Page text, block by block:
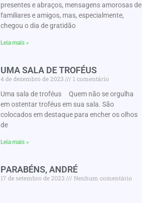
presentes e abraços, mensagens amorosas de
familiares e amigos, mas, especialmente,
chegou o dia de gratidão
Leia mais »
UMA SALA DE TROFÉUS
4 de dezembro de 2023
1 comentário
Uma sala de troféus Quem não se orgulha
em ostentar troféus em sua sala. São
colocados em destaque para encher os olhos
de
Leia mais »
PARABÉNS, ANDRÉ
17 de setembro de 2023 Nenhum comentário